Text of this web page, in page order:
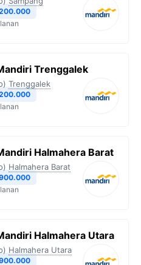
Trenggalek
Trenggalek
Halmahera Barat
Halmahera Barat
Halmahera Utara
Halmahera Utara